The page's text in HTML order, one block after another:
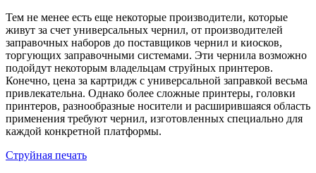
Тем не менее есть еще некоторые производители, которые
живут за счет универсальных чернил, от производителей
заправочных наборов до поставщиков чернил и киосков,
торгующих заправочными системами. Эти чернила возможно
подойдут некоторым владельцам струйных принтеров.
Конечно, цена за картридж с универсальной заправкой весьма
привлекательна. Однако более сложные принтеры, головки
принтеров, разнообразные носители и расширившаяся область
применения требуют чернил, изготовленных специально для
каждой конкретной платформы.
Струйная печать